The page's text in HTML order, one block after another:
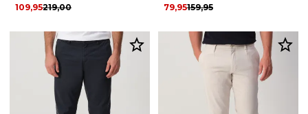
219,00
109,95
159,95
79,95